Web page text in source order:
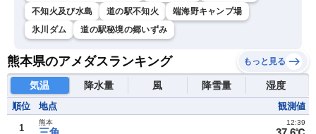
不知火及び水島
道の駅不知火
端海野キャンプ場
氷川ダム
道の駅秘境の郷いずみ
熊本県のアメダスランキング もっと見る
気温 降水量 風 降雪量 湿度
順位 地点 観測値
1 熊本 12:39